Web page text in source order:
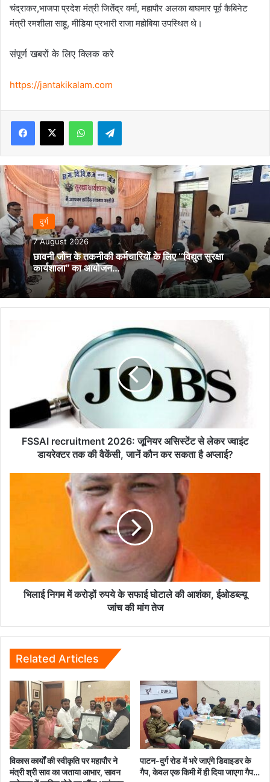
चंद्राकर,भाजपा प्रदेश मंत्री जितेंद्र वर्मा, महापौर अलका बाघमार पूर्व कैबिनेट
मंत्री रमशीला साहू, मीडिया प्रभारी राजा महोबिया उपस्थित थे।
संपूर्ण खबरों के लिए क्लिक करे
https://jantakikalam.com
Facebook
X WhatsAppTelegram
दुर्ग
7 August 2026
छावनी जोन के तकनीकी कर्मचारियों के लिए ‘‘विद्युत सुरक्षा
कार्यशाला’’ का आयोजन…
डायरेक्टर
FSSAI recruitment 2026: जूनियर असिस्टेंट से लेकर ज्वाइंट
डायरेक्टर तक की वैकेंसी, जानें कौन कर सकता है अप्‍लाई?
की
आशंका,
तेज
भिलाई निगम में करोड़ों रुपये के सफाई घोटाले की आशंका, ईओडब्ल्यू
जांच की मांग तेज
Related Articles
विकास कार्यों की स्वीकृति पर महापौर ने
मंत्री श्री साव का जताया आभार, सावन
पाटन-दुर्ग रोड में भरे जाएंगे डिवाइडर के
गैप, केवल एक किमी में ही दिया जाएगा गैप…